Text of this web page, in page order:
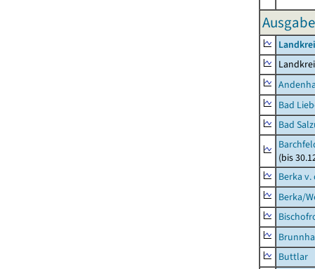
Bad
Bad
(bis
Berka v.
Berka/
Buttlar